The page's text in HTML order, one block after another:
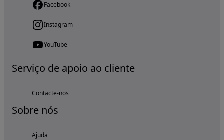
Facebook
Instagram
YouTube
Serviço de apoio ao cliente
Contacte-nos
Sobre nós
Ajuda